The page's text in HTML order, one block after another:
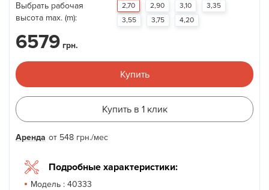
Выбрать рабочая
высота max. (m):
2,70 2,90 3,10
3,35
3,55
3,75 4,20
6579 грн.
Купить
Купить в 1 клик
Аренда от 548 грн./мес
Подробные характеристики:
Модель : 40333